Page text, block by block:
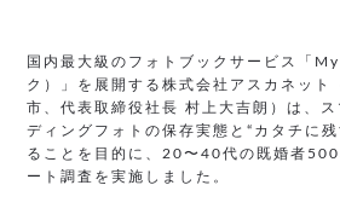
国内最大級のフォトブックサービス「
ク）」を展開する株式会社アスカネット
市、代表取締役社長 村上大吉朗）は、
ディングフォトの保存実態と“カタチに
ることを目的に、20〜40代の既婚者
ート調査を実施しました。